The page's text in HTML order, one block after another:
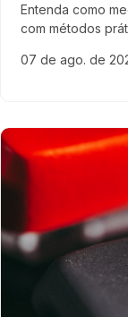
Entenda como
com métodos
07 de ago. de